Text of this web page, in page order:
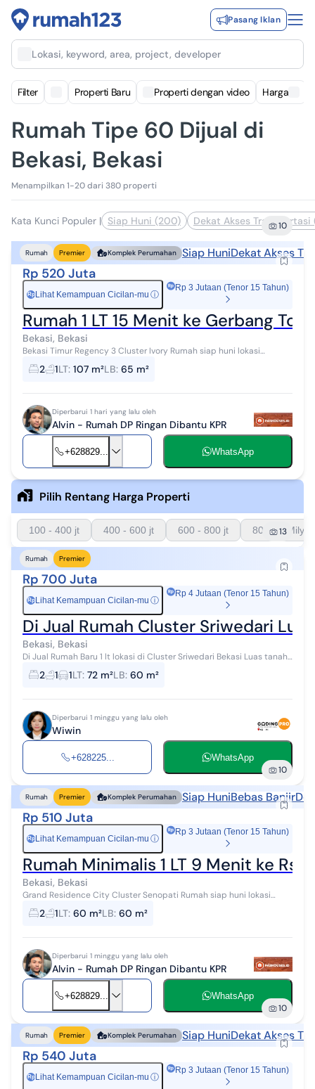
Pasang Iklan
Lokasi, keyword, area, project, developer
Filter Properti Baru Properti dengan video Harga
Rumah Tipe 60 Dijual di
Bekasi, Bekasi
Menampilkan 1-20 dari 380 properti
Kata Kunci Populer | Siap Huni (200) Dekat Akses Transportasi
10
Rumah Premier Komplek Perumahan Siap HuniDekat Akses
Rp 520 Juta
Rp Lihat Kemampuan Cicilan-mu ⓘ
Rp 3 Jutaan (Tenor 15 Tahun)
Rumah 1 LT 15 Menit ke Gerbang
Bekasi, Bekasi
Bekasi Timur Regency 3 Cluster Ivory Rumah siap huni lokasi
strategis, dekat dengan fasilitas pendidikan, kesehatan, pusat
perbelanjaan, dan akses...
2 1LT: 107 m²LB: 65 m²
Diperbarui 1 hari yang lalu oleh
Alvin - Rumah DP Ringan Dibantu KPR
+628829... WhatsApp
Pilih Rentang Harga Properti
100 - 400 jt 400 - 600 jt 600 - 800 jt 800 - 1 Milyar
13
Rumah Premier
Rp 700 Juta
Rp Lihat Kemampuan Cicilan-mu ⓘ
Rp 4 Jutaan (Tenor 15 Tahun)
Di Jual Rumah Cluster Sriwedari
Bekasi, Bekasi
Di Jual Rumah Baru 1 lt lokasi di Cluster Sriwedari Bekasi Luas tanah :
72 m Luas bangun : 60m Kamar tidur : 2 Kamar mandi : 1 Listrik : 1300
2 1 1LT: 72 m²LB: 60 m²
Diperbarui 1 minggu yang lalu oleh
Wiwin
+628225... WhatsApp
10
Rumah Premier Komplek Perumahan Siap HuniBebas Banjir
Rp 510 Juta
Rp Lihat Kemampuan Cicilan-mu ⓘ
Rp 3 Jutaan (Tenor 15 Tahun)
Rumah Minimalis 1 LT 9 Menit ke Rs
Bekasi, Bekasi
Grand Residence City Cluster Senopati Rumah siap huni lokasi
strategis, dekat dengan fasilitas pendidikan, kesehatan, pusat
perbelanjaan, dan akse...
2 1LT: 60 m²LB: 60 m²
Diperbarui 1 minggu yang lalu oleh
Alvin - Rumah DP Ringan Dibantu KPR
+628829... WhatsApp
10
Rumah Premier Komplek Perumahan Siap HuniDekat Akses
Rp 540 Juta
Rp Lihat Kemampuan Cicilan-mu ⓘ
Rp 3 Jutaan (Tenor 15 Tahun)